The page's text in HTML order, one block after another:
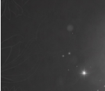
กรุงเทพ มีควา
ต่อเนื่อง และเ
บริโภคกว่า
สินค้าคุณภาพ